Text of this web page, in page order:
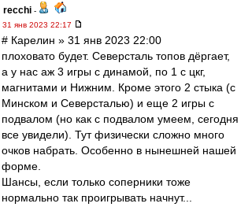
recchi -
31 янв 2023 22:17
# Карелин » 31 янв 2023 22:00
плоховато будет. Северсталь топов дёргает,
а у нас аж 3 игры с динамой, по 1 с цкг,
магнитами и Нижним. Кроме этого 2 стыка (с
Минском и Северсталью) и еще 2 игры с
подвалом (но как с подвалом умеем, сегодня
все увидели). Тут физически сложно много
очков набрать. Особенно в нынешней нашей
форме.
Шансы, если только соперники тоже
нормально так проигрывать начнут...